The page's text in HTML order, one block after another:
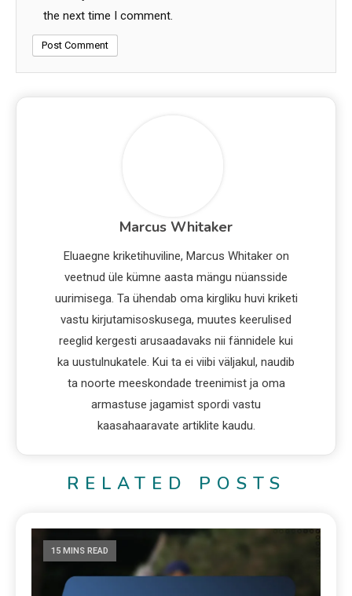
the next time I comment.
Marcus Whitaker
Eluaegne kriketihuviline, Marcus Whitaker on
veetnud üle kümne aasta mängu nüansside
uurimisega. Ta ühendab oma kirgliku huvi kriketi
vastu kirjutamisoskusega, muutes keerulised
reeglid kergesti arusaadavaks nii fännidele kui
ka uustulnukatele. Kui ta ei viibi väljakul, naudib
ta noorte meeskondade treenimist ja oma
armastuse jagamist spordi vastu
kaasahaaravate artiklite kaudu.
RELATED POSTS
15 MINS READ